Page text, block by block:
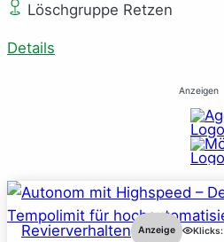
Löschgruppe Retzen
Details
Anzeigen
Revierverhalten Anzeige Klicks: